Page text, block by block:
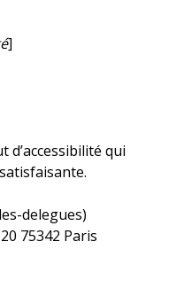
]
qui
delegues)
75342 Paris